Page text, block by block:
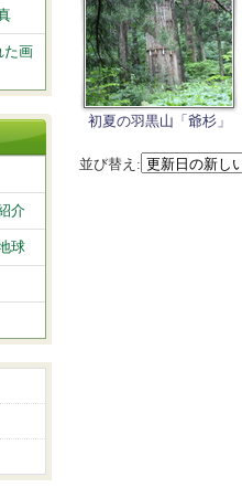
初夏の羽黒山「爺杉」
並び替え:
た画
介
球